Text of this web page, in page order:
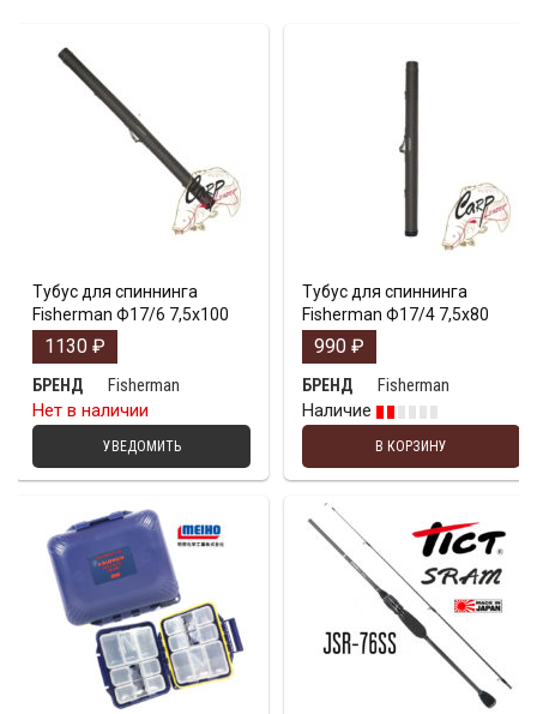
Тубус для спиннинга
Fisherman Ф17/6 7,5х100
1130 ₽
БРЕНД
Fisherman
Нет в наличии
УВЕДОМИТЬ
Тубус для спиннинга
Fisherman Ф17/4 7,5х80
990 ₽
БРЕНД
Fisherman
Наличие
В КОРЗИНУ